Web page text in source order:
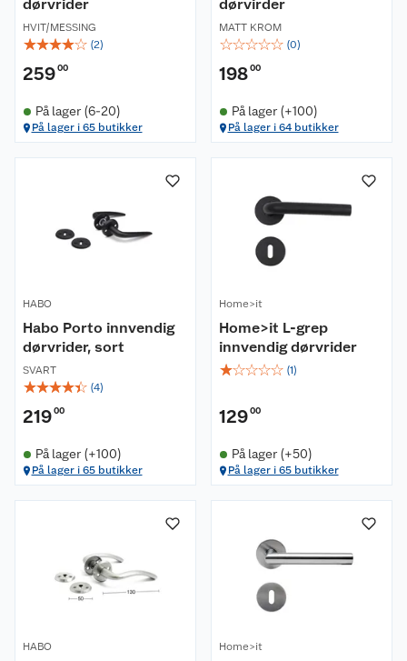
dørvrider
HVIT/MESSING
☆☆☆☆☆ (2)
25900
På lager (6-20)
På lager i 65 butikker
dørvirder
MATT KROM
☆☆☆☆☆ (0)
19800
På lager (+100)
På lager i 64 butikker
HABO
Habo Porto innvendig
dørvrider, sort
SVART
☆☆☆☆☆ (4)
21900
På lager (+100)
På lager i 65 butikker
Home>it
Home>it L-grep
innvendig dørvrider
☆☆☆☆☆ (1)
12900
På lager (+50)
På lager i 65 butikker
HABO Home>it